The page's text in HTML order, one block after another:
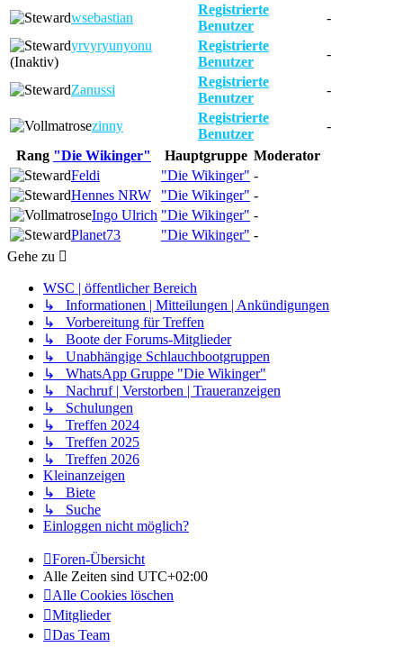
wsebastian
Registrierte
Benutzer
-
yrvyryunyonu
(Inaktiv)
Registrierte
Benutzer
-
Zanussi
Registrierte
Benutzer
-
zinny
Registrierte
Benutzer
-
Rang "Die Wikinger" Hauptgruppe Moderator
Feldi
"Die Wikinger" -
Hennes NRW
"Die Wikinger" -
Ingo Ulrich "Die Wikinger" -
Planet73
"Die Wikinger" -
Gehe zu
WSC | öffentlicher Bereich
↳ Informationen | Mitteilungen | Ankündigungen
↳ Vorbereitung für Treffen
↳ Boote der Forums-Mitglieder
↳ Unabhängige Schlauchbootgruppen
↳ WhatsApp Gruppe "Die Wikinger"
↳ Nachruf | Verstorben | Traueranzeigen
↳ Schulungen
↳ Treffen 2024
↳ Treffen 2025
↳ Treffen 2026
Kleinanzeigen
↳ Biete
↳ Suche
Einloggen nicht möglich?
Foren-Übersicht
Alle Zeiten sind UTC+02:00
Alle Cookies löschen
Mitglieder
Das Team